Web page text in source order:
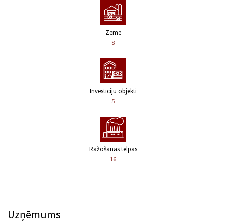
Zeme
8
Investīciju objekti
5
Ražošanas telpas
16
Uzņēmums